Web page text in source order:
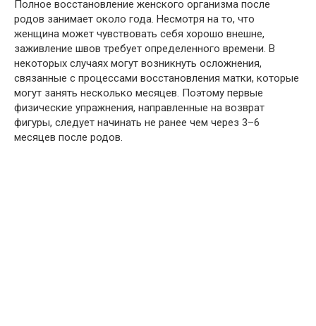
Полное восстановление женского организма после
родов занимает около года. Несмотря на то, что
женщина может чувствовать себя хорошо внешне,
заживление швов требует определенного времени. В
некоторых случаях могут возникнуть осложнения,
связанные с процессами восстановления матки, которые
могут занять несколько месяцев. Поэтому первые
физические упражнения, направленные на возврат
фигуры, следует начинать не ранее чем через 3–6
месяцев после родов.